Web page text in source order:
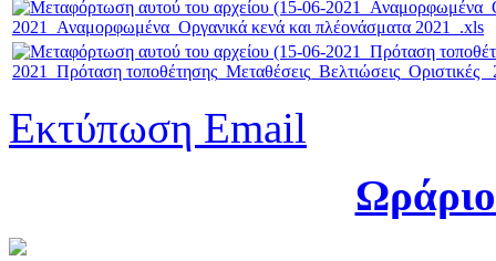
2021_Αναμορφωμένα_Οργανικά κενά και πλέονάσματα 2021_.xls
2021_Πρόταση τοποθέτησης_Μεταθέσεις_Βελτιώσεις_Οριστικές
Εκτύπωση Email